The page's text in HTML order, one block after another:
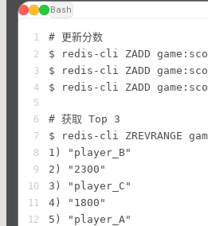
Bash
1 # 更新分数
2 $ redis-cli ZADD
3 $ redis-cli ZADD
4 $ redis-cli ZADD
5
6
# 获取 Top 3
7 $ redis-cli ZREVRANGE
8 1) "player_B"
9 2) "2300"
10 3) "player_C"
11 4) "1800"
12 5) "player_A"